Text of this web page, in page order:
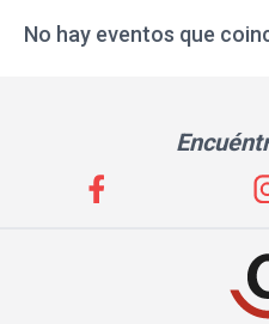
No hay eventos que